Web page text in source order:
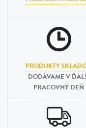
PRODUKTY
DODÁVAME V
PRACOVNÝ DEŇ